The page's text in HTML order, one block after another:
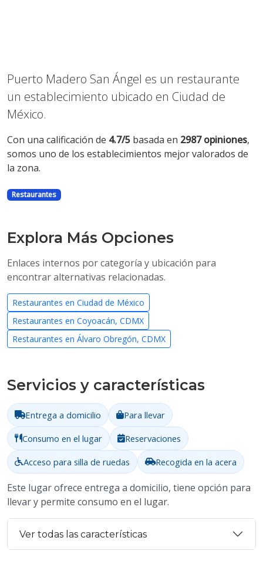
Puerto Madero San Ángel es un restaurante
un establecimiento ubicado en Ciudad de
México.
Con una calificación de 4.7/5 basada en 2987 opiniones,
somos uno de los establecimientos mejor valorados de
la zona.
Restaurantes
Explora Más Opciones
Enlaces internos por categoría y ubicación para
encontrar alternativas relacionadas.
Restaurantes en Ciudad de México
Restaurantes en Coyoacán, CDMX
Restaurantes en Álvaro Obregón, CDMX
Servicios y características
Entrega a domicilio
Para llevar
Consumo en el lugar
Reservaciones
Acceso para silla de ruedas
Recogida en la acera
Este lugar ofrece entrega a domicilio, tiene opción para
llevar y permite consumo en el lugar.
Ver todas las características